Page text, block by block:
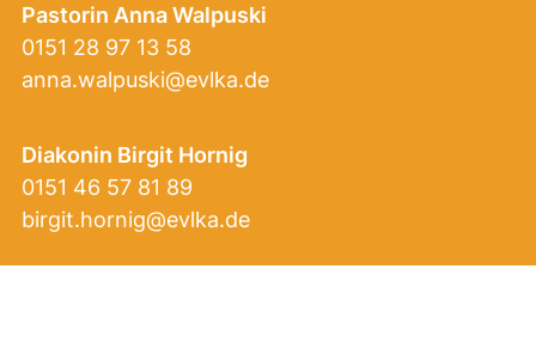
Pastorin Anna Walpuski
0151 28 97 13 58
anna.walpuski@evlka.de
Diakonin Birgit Hornig
0151 46 57 81 89
birgit.hornig@evlka.de